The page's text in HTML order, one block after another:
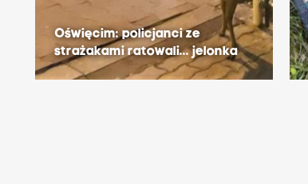
Oświęcim: policjanci ze
strażakami ratowali... jelonka